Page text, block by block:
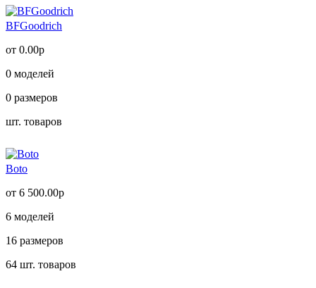
BFGoodrich
от 0.00р
0 моделей
0 размеров
шт. товаров
Boto
от 6 500.00р
6 моделей
16 размеров
64 шт. товаров